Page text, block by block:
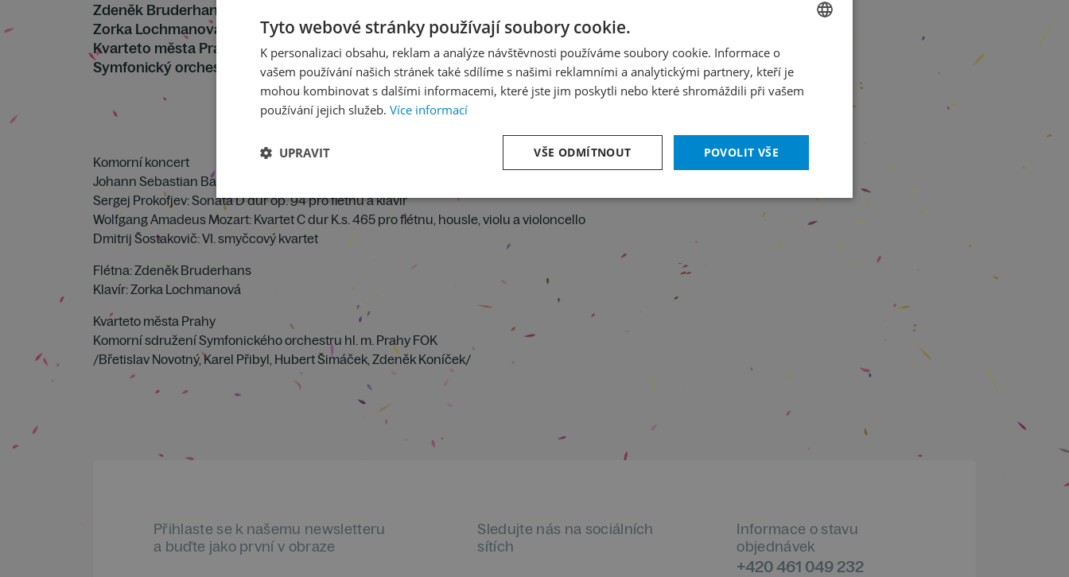
Zdeněk Bruderhans
Zorka Lochmanová
Kvarteto města Prahy
Symfonický orchestr hl. m. Prahy FOK
Komorní koncert
Johann Sebastian Bach: Sonáta a moll pro sólovou flétnu
Sergej Prokofjev: Sonáta D dur op. 94 pro flétnu a klavír
Wolfgang Amadeus Mozart: Kvartet C dur K.s. 465 pro flétnu, housle, violu a violoncello
Dmitrij Šostakovič: VI. smyčcový kvartet
Flétna: Zdeněk Bruderhans
Klavír: Zorka Lochmanová
Kvarteto města Prahy
Komorní sdružení Symfonického orchestru hl. m. Prahy FOK
/Břetislav Novotný, Karel Přibyl, Hubert Šimáček, Zdeněk Koníček/
Přihlaste se k našemu newsletteru
a buďte jako první v obraze
Sledujte nás na sociálních
sítích
Informace o stavu
objednávek
+420 461 049 232
ENGLISH
Tyto webové stránky používají soubory cookie.
K personalizaci obsahu, reklam a analýze návštěvnosti používáme soubory cookie. Informace o
vašem používání našich stránek také sdílíme s našimi reklamními a analytickými partnery, kteří je
mohou kombinovat s dalšími informacemi, které jste jim poskytli nebo které shromáždili při vašem
používání jejich služeb. Více informací
POVOLIT VŠE
VŠE ODMÍTNOUT
UPRAVIT